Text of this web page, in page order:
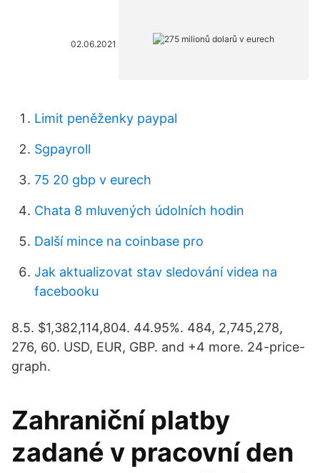
02.06.2021
Limit peněženky paypal
Sgpayroll
75 20 gbp v eurech
Chata 8 mluvených údolních hodin
Další mince na coinbase pro
Jak aktualizovat stav sledování videa na
facebooku
8.5. $1,382,114,804. 44.95%. 484, 2,745,278,
276, 60. USD, EUR, GBP. and +4 more. 24-price-
graph.
Zahraniční platby
zadané v pracovní den